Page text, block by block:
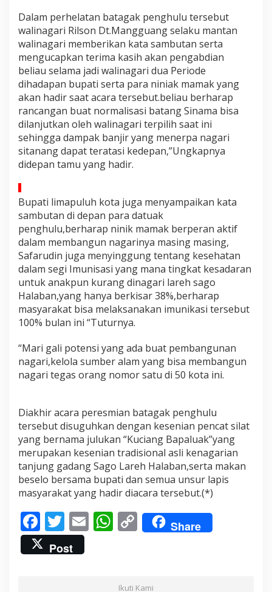
Dalam perhelatan batagak penghulu tersebut
walinagari Rilson Dt.Mangguang selaku mantan
walinagari memberikan kata sambutan serta
mengucapkan terima kasih akan pengabdian
beliau selama jadi walinagari dua Periode
dihadapan bupati serta para niniak mamak yang
akan hadir saat acara tersebut.beliau berharap
rancangan buat normalisasi batang Sinama bisa
dilanjutkan oleh walinagari terpilih saat ini
sehingga dampak banjir yang menerpa nagari
sitanang dapat teratasi kedepan,”Ungkapnya
didepan tamu yang hadir.
Bupati limapuluh kota juga menyampaikan kata
sambutan di depan para datuak
penghulu,berharap ninik mamak berperan aktif
dalam membangun nagarinya masing masing,
Safarudin juga menyinggung tentang kesehatan
dalam segi Imunisasi yang mana tingkat kesadaran
untuk anakpun kurang dinagari lareh sago
Halaban,yang hanya berkisar 38%,berharap
masyarakat bisa melaksanakan imunikasi tersebut
100% bulan ini “Tuturnya.
“Mari gali potensi yang ada buat pembangunan
nagari,kelola sumber alam yang bisa membangun
nagari tegas orang nomor satu di 50 kota ini.
Diakhir acara peresmian batagak penghulu
tersebut disuguhkan dengan kesenian pencat silat
yang bernama julukan “Kuciang Bapaluak”yang
merupakan kesenian tradisional asli kenagarian
tanjung gadang Sago Lareh Halaban,serta makan
beselo bersama bupati dan semua unsur lapis
masyarakat yang hadir diacara tersebut.(*)
F
ac
e
T
w
itt
E W
s
C
o
y
Share
Post
Ikuti Kami